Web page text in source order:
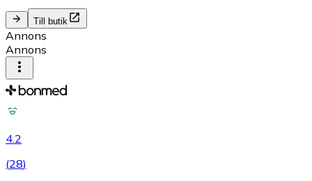
Till butik
Annons
Annons
4.2
(28)